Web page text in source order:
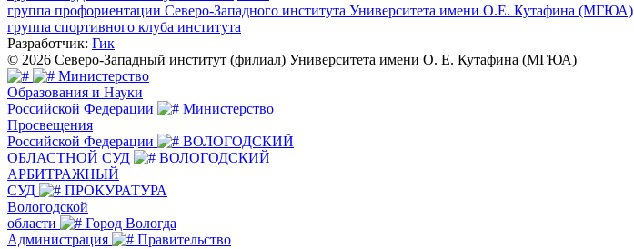
группа профориентации Северо-Западного института Университета имени О.Е. Кутафина (МГЮА)
группа спортивного клуба института
Разработчик: Гик
© 2026 Северо-Западный институт (филиал) Университета имени О. Е. Кутафина (МГЮА)
Министерство
Образования и Науки
Российской Федерации
Министерство
Просвещения
Российской Федерации
ВОЛОГОДСКИЙ
ОБЛАСТНОЙ СУД
ВОЛОГОДСКИЙ
АРБИТРАЖНЫЙ
СУД
ПРОКУРАТУРА
Вологодской
области
Город Вологда
Администрация
Правительство